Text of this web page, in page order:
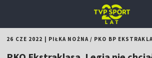
26 CZE 2022 PIŁKA NOŻNA/ PKO BP